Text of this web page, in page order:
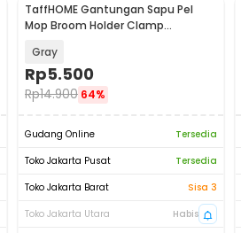
TaffHOME Gantungan Sapu Pel
Mop Broom Holder Clamp
Gray
Rp5.500
Rp14.900 64%
Gudang Online
Tersedia
Toko Jakarta Pusat
Tersedia
Toko Jakarta Barat
Sisa 3
Toko Jakarta Utara
Habis